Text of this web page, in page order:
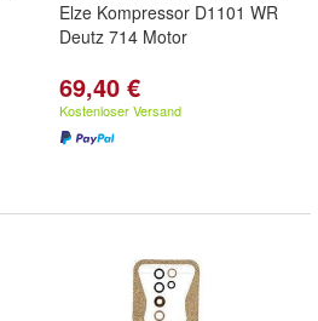
Elze Kompressor D1101 WR
Deutz 714 Motor
69,40 €
Kostenloser Versand